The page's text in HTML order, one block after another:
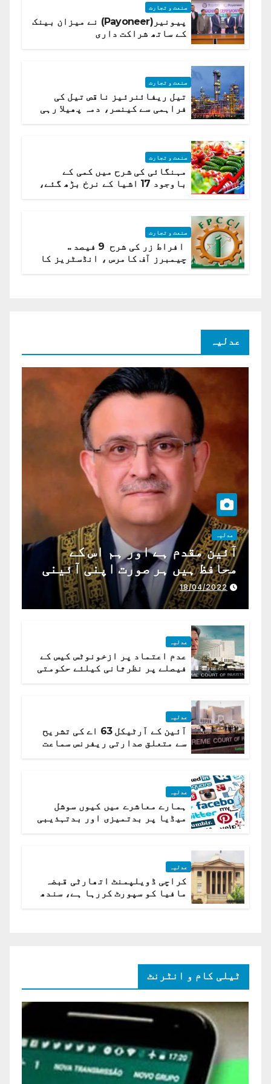
صنعت و تجارت
پیونیر(Payoneer) نے میزان بینک
کے ساتھ شراکت داری
صنعت و تجارت
تیل ریفائنرئیز ناقص تیل کی
فراہمی سے کینسر، دمہ پھیلا رہی
صنعت و تجارت
مہنگائی کی شرح میں کمی کے
باوجود 17 اشیا کے نرخ بڑھ گئے،
صنعت و تجارت
افراط زر کی شرح 9 فیصد ..
چیمبرز آف کامرس ، انڈسٹریز کا
عدلیہ
عدلیہ
آئین مقدم ہے اور ہم اس کے
محافظ ہیں ہر صورت اپنی آئینی
ذمہ داری ادا کرینگے ، چیف
جسٹس پاکستان
18/04/2022
عدلیہ
عدم اعتماد پر ازخونوٹس کیس کے
فیصلے پر نظرثانی کیلئے حکومتی
عدلیہ
آئین کے آرٹیکل 63 اے کی تشریح
سے متعلق صدارتی ریفرنس سماعت
عدلیہ
ہمارے معاشرے میں کیوں سوشل
میڈیا پر بدتمیزی اور بدتہذیبی
عدلیہ
کراچی ڈویلپمنٹ اتھارٹی قبضہ
مافیا کو سپورٹ کررہا ہے، سندھ
ٹیلی کام و انٹرنٹ